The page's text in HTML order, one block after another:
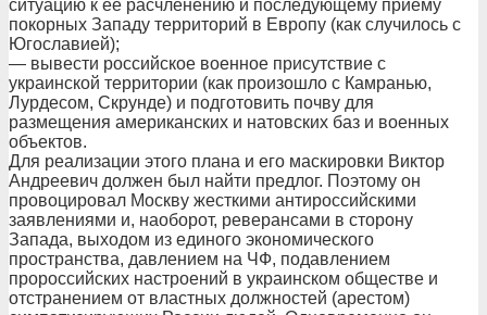
ситуацию к ее расчленению и последующему приему
покорных Западу территорий в Европу (как случилось с
Югославией);
— вывести российское военное присутствие с
украинской территории (как произошло с Камранью,
Лурдесом, Скрунде) и подготовить почву для
размещения американских и натовских баз и военных
объектов.
Для реализации этого плана и его маскировки Виктор
Андреевич должен был найти предлог. Поэтому он
провоцировал Москву жесткими антироссийскими
заявлениями и, наоборот, реверансами в сторону
Запада, выходом из единого экономического
пространства, давлением на ЧФ, подавлением
пророссийских настроений в украинском обществе и
отстранением от властных должностей (арестом)